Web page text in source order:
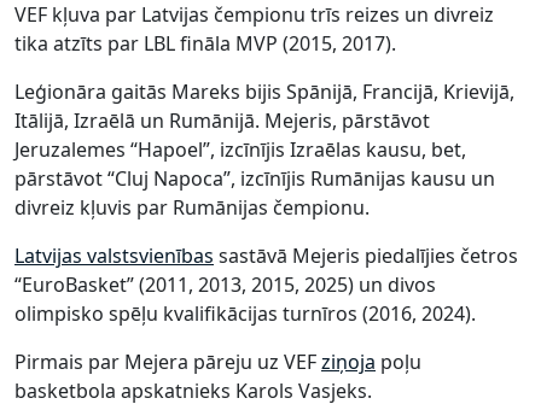
VEF kļuva par Latvijas čempionu trīs reizes un divreiz
tika atzīts par LBL fināla MVP (2015, 2017).
Leģionāra gaitās Mareks bijis Spānijā, Francijā, Krievijā,
Itālijā, Izraēlā un Rumānijā. Mejeris, pārstāvot
Jeruzalemes “Hapoel”, izcīnījis Izraēlas kausu, bet,
pārstāvot “Cluj Napoca”, izcīnījis Rumānijas kausu un
divreiz kļuvis par Rumānijas čempionu.
Latvijas valstsvienības sastāvā Mejeris piedalījies četros
“EuroBasket” (2011, 2013, 2015, 2025) un divos
olimpisko spēļu kvalifikācijas turnīros (2016, 2024).
Pirmais par Mejera pāreju uz VEFziņoja poļu
basketbola apskatnieks Karols Vasjeks.